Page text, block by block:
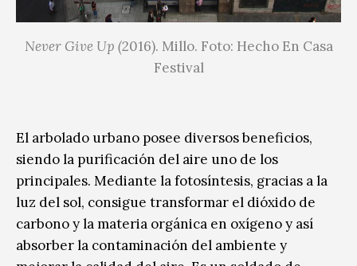
Never Give Up (2016). Millo. Foto: Hecho En Casa
Festival
El arbolado urbano posee diversos beneficios,
siendo la purificación del aire uno de los
principales. Mediante la fotosíntesis, gracias a la
luz del sol, consigue transformar el dióxido de
carbono y la materia orgánica en oxígeno y así
absorber la contaminación del ambiente y